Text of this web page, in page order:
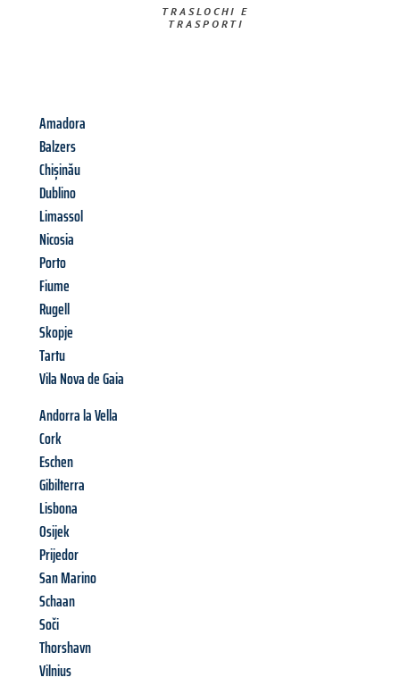
TRASLOCHI E
TRASPORTI​
Amadora
Balzers
Chișinău
Dublino
Limassol
Nicosia
Porto
Fiume
Rugell
Skopje
Tartu
Vila Nova de Gaia
Andorra la Vella
Cork
Eschen
Gibilterra
Lisbona
Osijek
Prijedor
San Marino
Schaan
Soči
Thorshavn
Vilnius